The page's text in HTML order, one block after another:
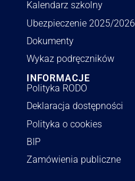
Kalendarz szkolny
Ubezpieczenie 2025/2026
Dokumenty
Wykaz podręczników
INFORMACJE
Polityka RODO
Deklaracja dostępności
Polityka o cookies
BIP
Zamówienia publiczne